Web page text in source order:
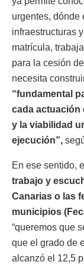
urgentes, dónde
infraestructuras
matrícula,
para la cesión
necesita
“fundamental
cada actuación
y la viabilidad
ejecución”,
En ese sentido,
trabajo y
Canarias o las
municipios
“queremos que
que el grado de
alcanzó el 12,5